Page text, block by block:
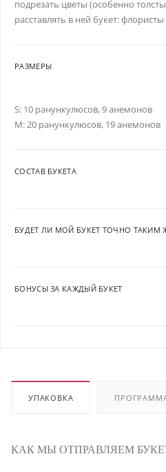
подрезать цветы (особенно
расставлять в ней букет:
РАЗМЕРЫ
S: 10 ранункулюсов, 9 анемонов
M: 20 ранункулюсов, 19 анемонов
СОСТАВ БУКЕТА
БУДЕТ ЛИ МОЙ БУКЕТ ТОЧНО ТАКИМ
БОНУСЫ ЗА КАЖДЫЙ БУКЕТ
УПАКОВКА
КАК МЫ ОТПРАВЛЯЕМ